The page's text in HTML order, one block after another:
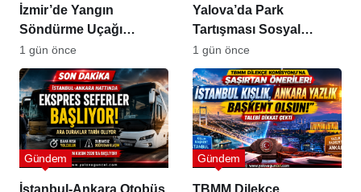
İzmir’de Yangın
Söndürme Uçağı
Gölette Kalkış
Yapamadı!
1 gün önce
Yalova’da Park
Tartışması Sosyal
Medyada Büyük Yankı
Uyandırdı
1 gün önce
İstanbul-Ankara Otobüs
Gündem
TBMM Dilekçe
Gündem